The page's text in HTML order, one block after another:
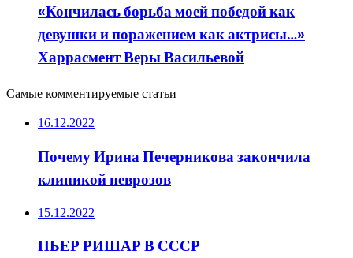
«Кончилась борьба моей победой как
девушки и поражением как актрисы…»
Харрасмент Веры Васильевой
Самые комментируемые статьи
16.12.2022
Почему Ирина Печерникова закончила
клиникой неврозов
15.12.2022
ПЬЕР РИШАР В СССР